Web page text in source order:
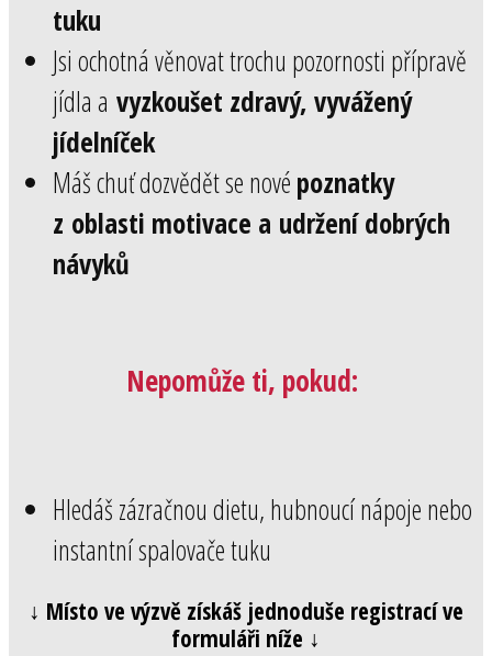
tuku
Jsi ochotná věnovat trochu pozornosti přípravě
jídla a vyzkoušet zdravý, vyvážený
jídelníček
Máš chuť dozvědět se nové poznatky
z oblasti motivace a udržení dobrých
návyků
Nepomůže ti, pokud:
Hledáš zázračnou dietu, hubnoucí nápoje nebo
instantní spalovače tuku
↓ Místo ve výzvě získáš jednoduše registrací ve
formuláři níže ↓